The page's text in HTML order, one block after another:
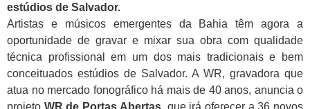
estúdios de Salvador.
Artistas e músicos emergentes da Bahia têm agora a
oportunidade de gravar e mixar sua obra com qualidade
técnica profissional em um dos mais tradicionais e bem
conceituados estúdios de Salvador. A WR, gravadora que
atua no mercado fonográfico há mais de 40 anos, anuncia o
projeto WR de Portas Abertas, que irá oferecer a 36 novos